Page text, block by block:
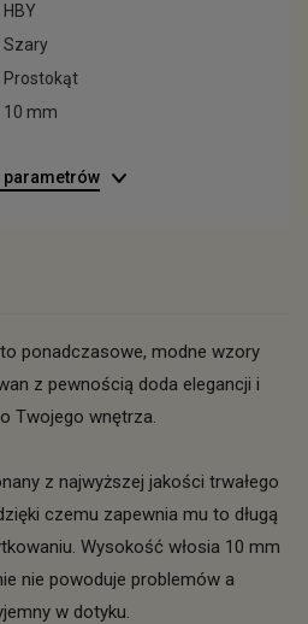
HBY
Szary
Prostokąt
10 mm
parametrów
to ponadczasowe, modne wzory
z pewnością doda elegancji i
Twojego wnętrza.
z najwyższej jakości trwałego
czemu zapewnia mu to długą
Wysokość włosia 10 mm
nie powoduje problemów a
w dotyku.